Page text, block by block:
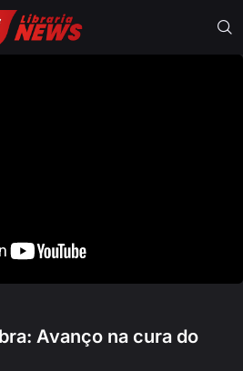
Avanço na cura do